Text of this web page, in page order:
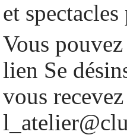
et
Vous
lien Se
vous